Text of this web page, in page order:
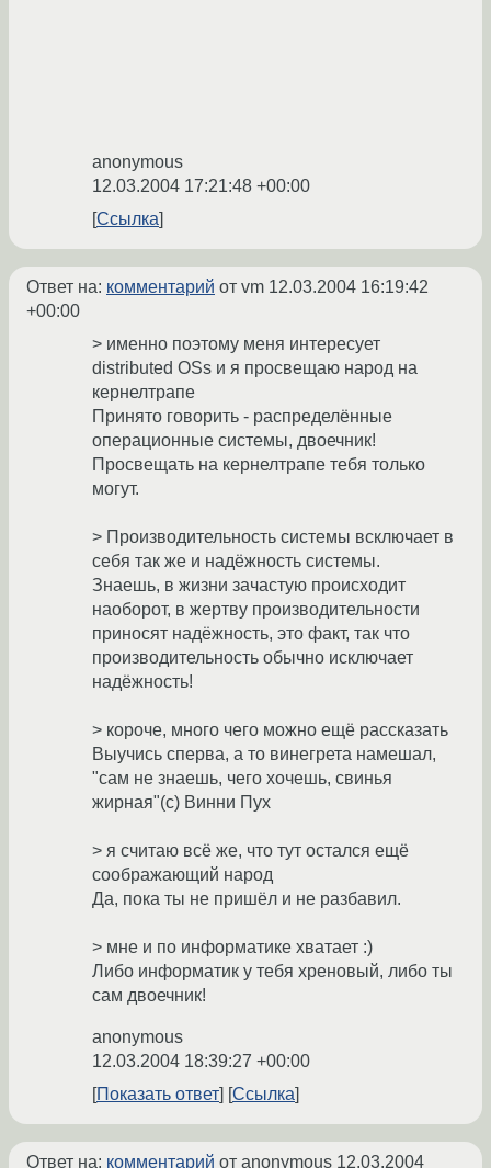
anonymous
12.03.2004 17:21:48 +00:00
Ссылка
Ответ на: комментарий от vm 12.03.2004 16:19:42
+00:00
> именно поэтому меня интересует
distributed OSs и я просвещаю народ на
кернелтрапе
Принято говорить - распределённые
операционные системы, двоечник!
Просвещать на кернелтрапе тебя только
могут.
> Производительность системы всключает в
себя так же и надёжность системы.
Знаешь, в жизни зачастую происходит
наоборот, в жертву производительности
приносят надёжность, это факт, так что
производительность обычно исключает
надёжность!
> короче, много чего можно ещё рассказать
Выучись сперва, а то винегрета намешал,
"сам не знаешь, чего хочешь, свинья
жирная"(c) Винни Пух
> я считаю всё же, что тут остался ещё
соображающий народ
Да, пока ты не пришёл и не разбавил.
> мне и по информатике хватает :)
Либо информатик у тебя хреновый, либо ты
сам двоечник!
anonymous
12.03.2004 18:39:27 +00:00
Показать ответ
Ссылка
Ответ на: комментарий от anonymous 12.03.2004